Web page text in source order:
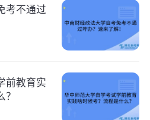
考不通过
前教育实